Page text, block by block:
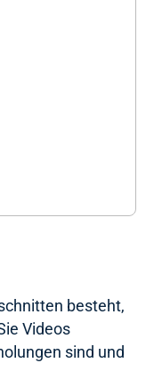
besteht,
Videos
sind und